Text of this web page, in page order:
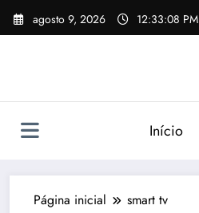
Pular
para
agosto 9, 2026 12:33:08 PM
Início
Página inicial smart tv